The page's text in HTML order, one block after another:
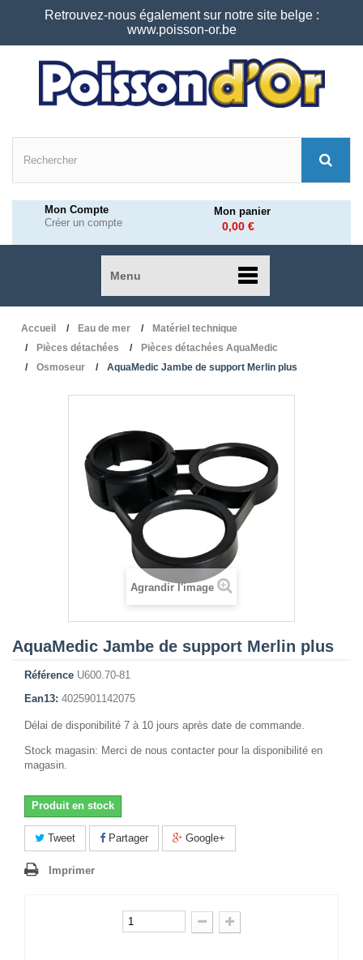
Retrouvez-nous également sur notre site belge :
www.poisson-or.be
Mon Compte
Créer un compte
Mon panier
0,00 €
Menu
Accueil Eau de mer
Matériel technique
Pièces détachées
Pièces détachées AquaMedic
Osmoseur
AquaMedic Jambe de support Merlin plus
Agrandir l'image
AquaMedic Jambe de support Merlin plus
Référence U600.70-81
Ean13: 4025901142075
Délai de disponibilité 7 à 10 jours après date de commande.
Stock magasin: Merci de nous contacter pour la disponibilité en
magasin.
Produit en stock
Tweet Partager Google+
Imprimer